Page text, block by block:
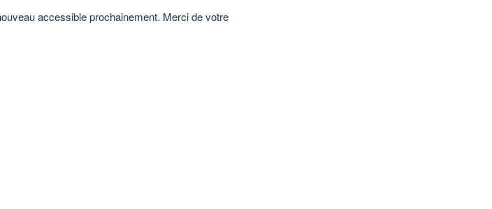
accessible prochainement. Merci de votre